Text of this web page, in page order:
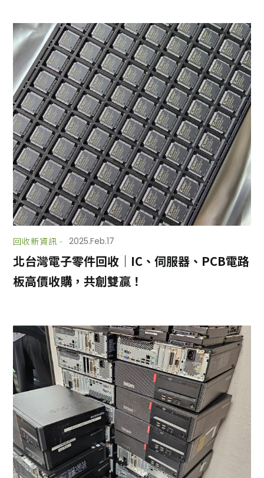
回收新資訊 - 2025.Feb.17
北台灣電子零件回收｜IC、伺服器、PCB電路
板高價收購，共創雙贏！